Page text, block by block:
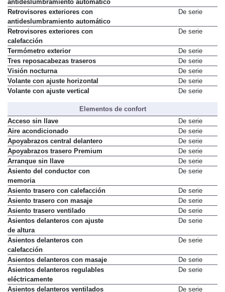
antideslumbramiento automático
Retrovisores exteriores con
antideslumbramiento automático
Retrovisores exteriores con
calefacción
Termómetro exterior
De serie
Tres reposacabezas traseros
De serie
Visión nocturna
De serie
Volante con ajuste horizontal
De serie
Elementos de confort
Acceso sin llave
De serie
Aire acondicionado
De serie
Apoyabrazos central delantero
De serie
Apoyabrazos trasero Premium
De serie
Arranque sin llave
De serie
Asiento del conductor con
memoria
Asiento trasero con calefacción
De serie
Asiento trasero con masaje
De serie
Asiento trasero ventilado
De serie
Asientos delanteros con ajuste
de altura
Asientos delanteros con
calefacción
Asientos delanteros con masaje
De serie
Asientos delanteros regulables
eléctricamente